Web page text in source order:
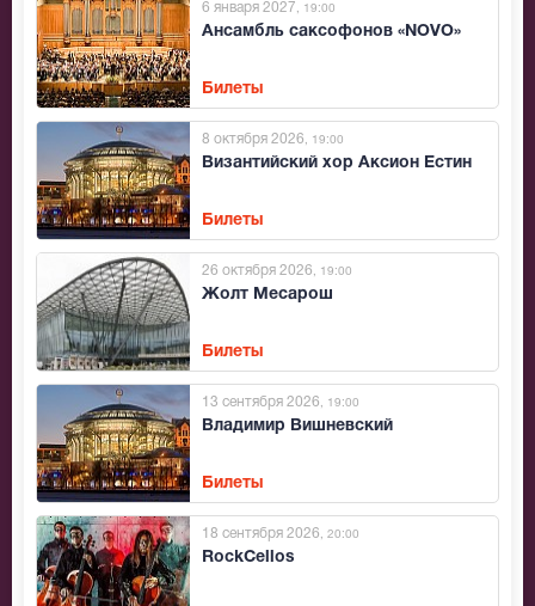
Ансамбль саксофонов «NOVO»
6 января 2027 , 19:00
Билеты
Византийский хор Аксион Естин
8 октября 2026 , 19:00
Билеты
Жолт Месарош
26 октября 2026 , 19:00
Билеты
Владимир Вишневский
13 сентября 2026 , 19:00
Билеты
RockCellos
18 сентября 2026 , 20:00